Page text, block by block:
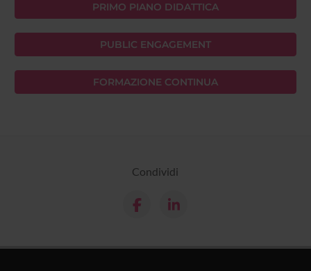
PRIMO PIANO DIDATTICA
PUBLIC ENGAGEMENT
FORMAZIONE CONTINUA
Condividi